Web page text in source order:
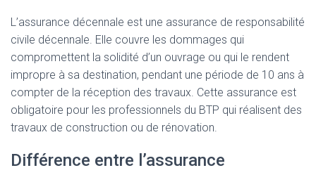
L’assurance décennale est une assurance de responsabilité
civile décennale. Elle couvre les dommages qui
compromettent la solidité d’un ouvrage ou qui le rendent
impropre à sa destination, pendant une période de 10 ans à
compter de la réception des travaux. Cette assurance est
obligatoire pour les professionnels du BTP qui réalisent des
travaux de construction ou de rénovation.
Différence entre l’assurance